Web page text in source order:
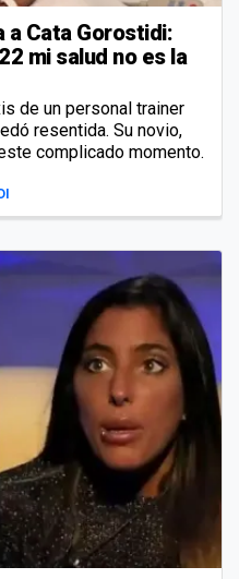
a Cata Gorostidi:
mi salud no es la
de un personal trainer
resentida. Su novio,
complicado momento.